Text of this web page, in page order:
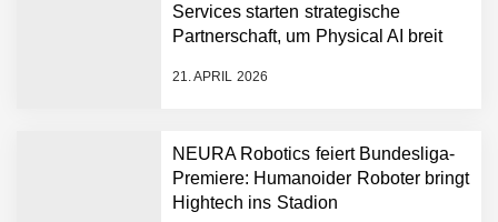
Services starten strategische
Partnerschaft, um Physical AI breit
21. APRIL 2026
NEURA Robotics feiert Bundesliga-
Premiere: Humanoider Roboter bringt
Hightech ins Stadion
NEURA Robotics gibt
Rekordfinanzierung von
Dollar bekannt, um den
Plattform zu beschleunigen
Amazon Web Services
starten strategische